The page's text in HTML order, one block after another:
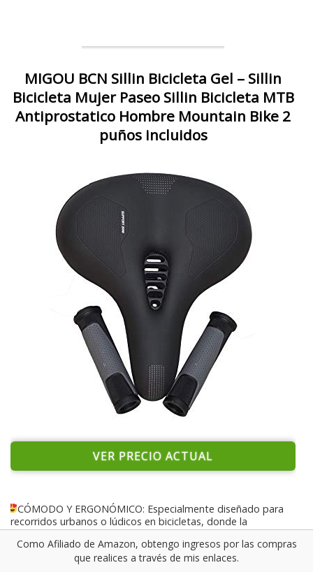
MIGOU BCN Sillin Bicicleta Gel – Sillin
Bicicleta Mujer Paseo Sillin Bicicleta MTB
Antiprostatico Hombre Mountain Bike 2
puños incluidos
VER PRECIO ACTUAL
CÓMODO Y ERGONÓMICO: Especialmente diseñado para
recorridos urbanos o lúdicos en bicicletas, donde la
comodidad es la principal característica.
RESISTENTE Y ANTIDESLIZANTE: Chasis reforzado y
Como Afiliado de Amazon, obtengo ingresos por las compras
que realices a través de mis enlaces.